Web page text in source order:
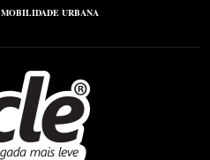
MOBILIDADE URBANA